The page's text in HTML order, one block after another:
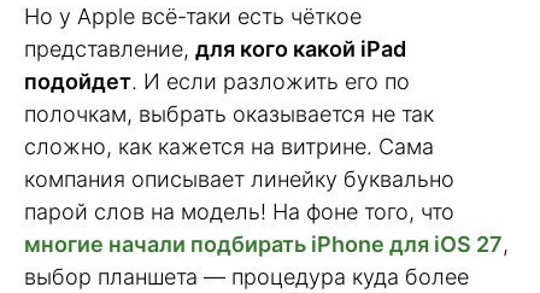
Но у Apple всё-таки есть чёткое
представление, для кого какой iPad
подойдет. И если разложить его по
полочкам, выбрать оказывается не так
сложно, как кажется на витрине. Сама
компания описывает линейку буквально
парой слов на модель! На фоне того, что
многие начали подбирать iPhone для iOS 27,
выбор планшета — процедура куда более